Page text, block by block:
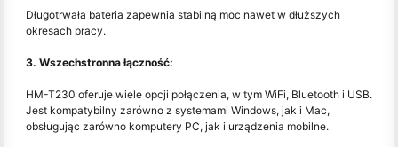
Długotrwała bateria zapewnia stabilną moc nawet w dłuższych
okresach pracy.
3. Wszechstronna łączność:
HM-T230 oferuje wiele opcji połączenia, w tym WiFi, Bluetooth i USB.
Jest kompatybilny zarówno z systemami Windows, jak i Mac,
obsługując zarówno komputery PC, jak i urządzenia mobilne.